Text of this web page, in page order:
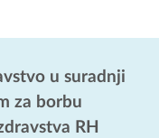
u suradnji
za borbu
RH